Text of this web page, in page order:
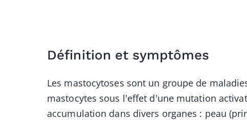
Définition et symptômes
Les mastocytoses sont un groupe de
mastocytes sous l'effet d'une mutation
accumulation dans divers organes : peau